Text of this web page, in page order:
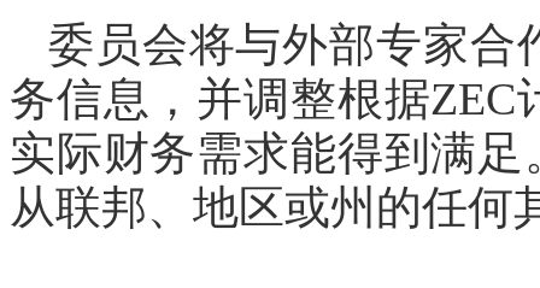
委员会将与外部专家合
务信息，并调整根据ZEC
实际财务需求能得到满
从联邦、地区或州的任何